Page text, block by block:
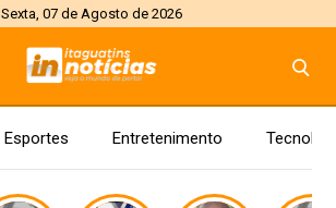
Sexta, 07 de Agosto de 2026
Esportes Entretenimento